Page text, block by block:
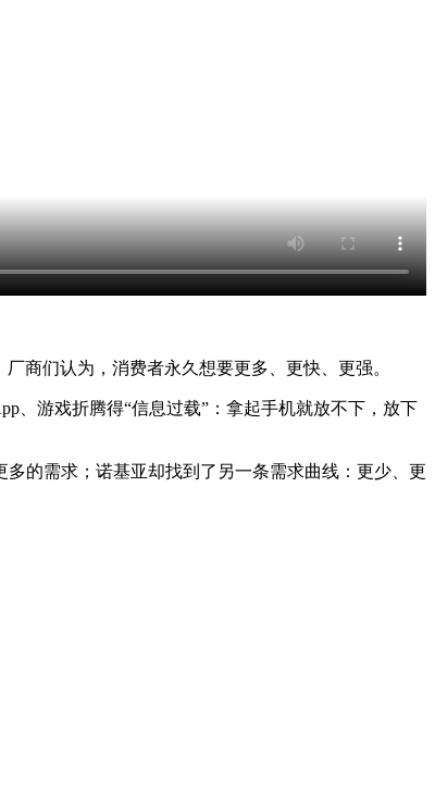
商们认为，消费者永久想要更多、更快、更强。
、游戏折腾得“信息过载”：拿起手机就放不下，放下
的需求；诺基亚却找到了另一条需求曲线：更少、更